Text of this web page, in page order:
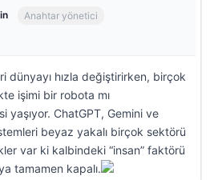
Anahtar yönetici
dünyayı hızla değiştirirken, birçok
işimi bir robota mı
yaşıyor. ChatGPT, Gemini ve
beyaz yakalı birçok sektörü
var ki kalbindeki “insan” faktörü
tamamen kapalı.